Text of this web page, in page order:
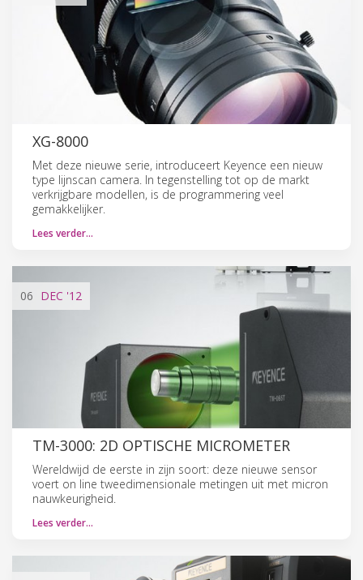
XG-8000
Met deze nieuwe serie, introduceert Keyence een nieuw
type lijnscan camera. In tegenstelling tot op de markt
verkrijgbare modellen, is de programmering veel
gemakkelijker.
Lees verder…
06 DEC '12
TM-3000: 2D OPTISCHE MICROMETER
Wereldwijd de eerste in zijn soort: deze nieuwe sensor
voert on line tweedimensionale metingen uit met micron
nauwkeurigheid.
Lees verder…